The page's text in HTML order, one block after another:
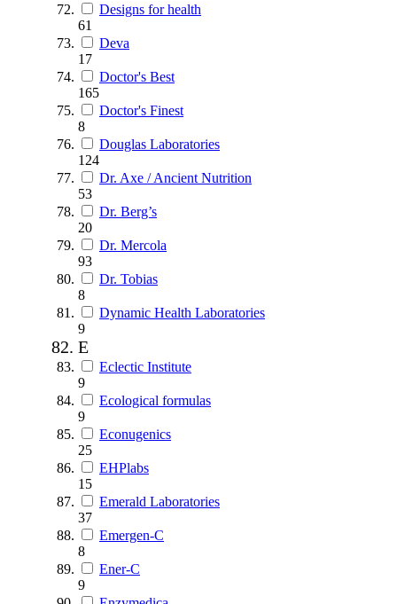
Designs for health
61
Deva
17
Doctor's Best
165
Doctor's Finest
8
Douglas Laboratories
124
Dr. Axe / Ancient Nutrition
53
Dr. Berg’s
20
Dr. Mercola
93
Dr. Tobias
8
Dynamic Health Laboratories
9
E
Eclectic Institute
9
Ecological formulas
9
Econugenics
25
EHPlabs
15
Emerald Laboratories
37
Emergen-C
8
Ener-C
9